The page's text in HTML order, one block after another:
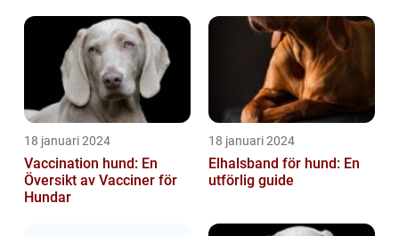
18 januari 2024
Vaccination hund: En
Översikt av Vacciner för
Hundar
18 januari 2024
Elhalsband för hund: En
utförlig guide